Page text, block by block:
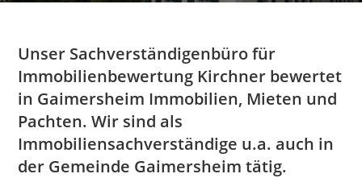
Unser Sachverständigenbüro für
Immobilienbewertung Kirchner bewertet
in Gaimersheim Immobilien, Mieten und
Pachten. Wir sind als
Immobiliensachverständige u.a. auch in
der Gemeinde Gaimersheim tätig.